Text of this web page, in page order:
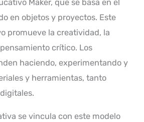
Maker, que se basa en el
en objetos y proyectos. Este
promueve la creatividad, la
crítico. Los
haciendo, experimentando y
y herramientas, tanto
se vincula con este modelo